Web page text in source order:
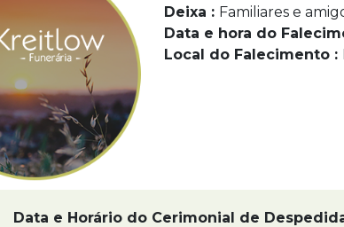
Deixa : Familiares e
Data e hora do
Local do Falecimento :
Data e Horário do Cerimonial de